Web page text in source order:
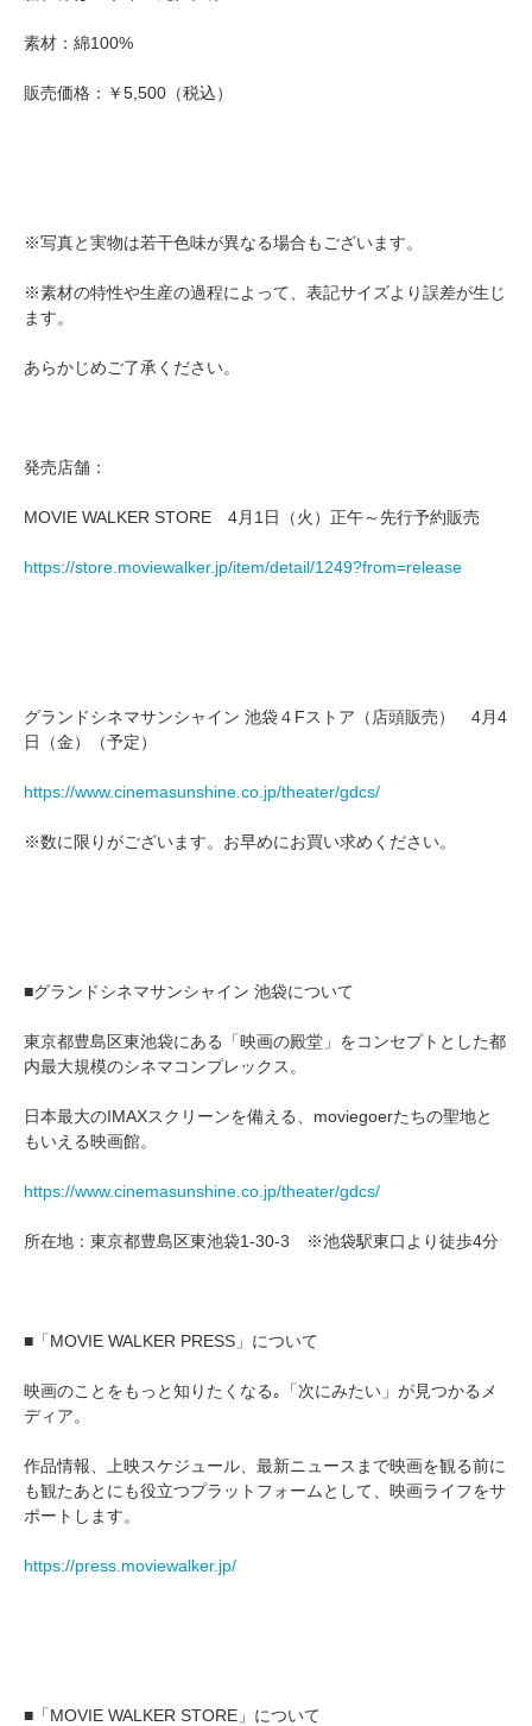
素材：綿100%
販売価格：￥5,500（税込）
※写真と実物は若干色味が異なる場合もございます。
※素材の特性や生産の過程によって、表記サイズより誤差が生じ
ます。
あらかじめご了承ください。
発売店舗：
MOVIE WALKER STORE 4月1日（火）正午～先行予約販売
https://store.moviewalker.jp/item/detail/1249?from=release
グランドシネマサンシャイン 池袋４Fストア（店頭販売） 4月4
日（金）（予定）
https://www.cinemasunshine.co.jp/theater/gdcs/
※数に限りがございます。お早めにお買い求めください。
■グランドシネマサンシャイン 池袋について
東京都豊島区東池袋にある「映画の殿堂」をコンセプトとした都
内最大規模のシネマコンプレックス。
日本最大のIMAXスクリーンを備える、moviegoerたちの聖地と
もいえる映画館。
https://www.cinemasunshine.co.jp/theater/gdcs/
所在地：東京都豊島区東池袋1-30-3 ※池袋駅東口より徒歩4分
■「MOVIE WALKER PRESS」について
映画のことをもっと知りたくなる｡「次にみたい」が見つかるメ
ディア。
作品情報、上映スケジュール、最新ニュースまで映画を観る前に
も観たあとにも役立つプラットフォームとして、映画ライフをサ
ポートします。
https://press.moviewalker.jp/
■「MOVIE WALKER STORE」について